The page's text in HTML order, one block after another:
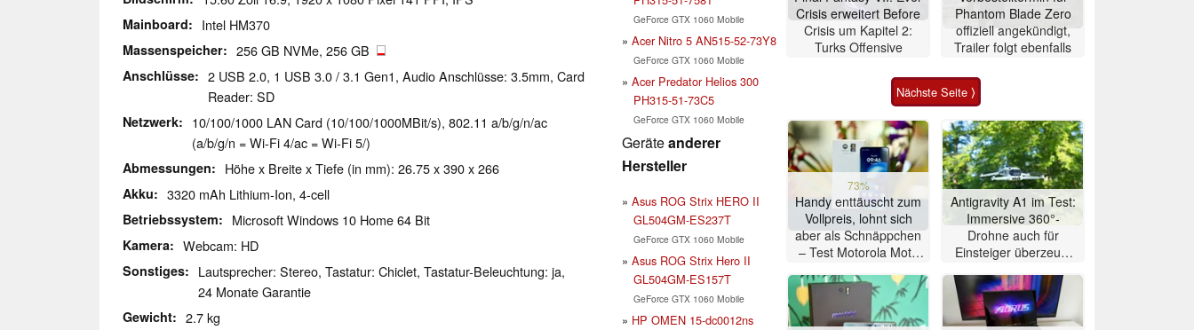
Mainboard Intel HM370
Massenspeicher 256 GB NVMe, 256 GB
Anschlüsse
2 USB 2.0, 1 USB 3.0 / 3.1 Gen1, Audio Anschlüsse: 3.5mm, Card
Reader: SD
Netzwerk
10/100/1000 LAN Card (10/100/1000MBit/s), 802.11 a/b/g/n/ac
(a/b/g/n = Wi-Fi 4/ac = Wi-Fi 5/)
Abmessungen Höhe x Breite x Tiefe (in mm): 26.75 x 390 x 266
Akku 3320 mAh Lithium-Ion, 4-cell
Betriebssystem Microsoft Windows 10 Home 64 Bit
Kamera Webcam: HD
Sonstiges
Lautsprecher: Stereo, Tastatur: Chiclet, Tastatur-Beleuchtung: ja,
24 Monate Garantie
Gewicht 2.7 kg
GeForce GTX 1060 Mobile
Acer Nitro 5 AN515-52-73Y8
GeForce GTX 1060 Mobile
Acer Predator Helios 300
PH315-51-73C5
GeForce GTX 1060 Mobile
Geräteanderer
Hersteller
Asus ROG Strix HERO II
GL504GM-ES237T
GeForce GTX 1060 Mobile
Asus ROG Strix Hero II
GL504GM-ES157T
GeForce GTX 1060 Mobile
HP OMEN 15-dc0012ns
Crisis erweitert Before
Crisis um Kapitel 2:
Turks Offensive
Phantom Blade Zero
offiziell angekündigt,
Trailer folgt ebenfalls
Nächste Seite ⟩
73%
Handy enttäuscht zum
Vollpreis, lohnt sich
aber als Schnäppchen
– Test Motorola Moto
Antigravity A1 im Test:
Immersive 360°-
Drohne auch für
Einsteiger überzeugt